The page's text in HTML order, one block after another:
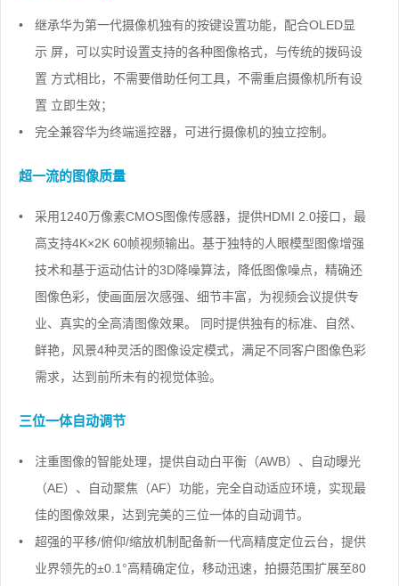
•
继承华为第一代摄像机独有的按键设置功能，配合OLED显
示 屏，可以实时设置支持的各种图像格式，与传统的拨码设
置 方式相比，不需要借助任何工具，不需重启摄像机所有设
置 立即生效；
•
完全兼容华为终端遥控器，可进行摄像机的独立控制。
超一流的图像质量
•
采用1240万像素CMOS图像传感器，提供HDMI 2.0接口，最
高支持4K×2K 60帧视频输出。基于独特的人眼模型图像增强
技术和基于运动估计的3D降噪算法，降低图像噪点，精确还
图像色彩，使画面层次感强、细节丰富，为视频会议提供专
业、真实的全高清图像效果。 同时提供独有的标准、自然、
鲜艳，风景4种灵活的图像设定模式，满足不同客户图像色彩
需求，达到前所未有的视觉体验。
三位一体自动调节
•
注重图像的智能处理，提供自动白平衡（AWB）、自动曝光
（AE）、自动聚焦（AF）功能，完全自动适应环境，实现最
佳的图像效果，达到完美的三位一体的自动调节。
•
超强的平移/俯仰/缩放机制配备新一代高精度定位云台，提供
业界领先的±0.1°高精确定位，移动迅速，拍摄范围扩展至80